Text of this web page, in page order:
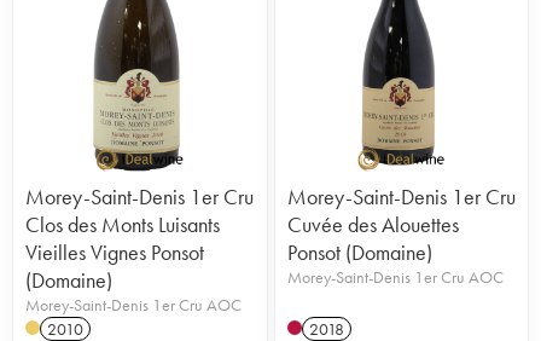
Morey-Saint-Denis 1er Cru
Clos des Monts Luisants
Vieilles Vignes Ponsot
(Domaine)
Morey-Saint-Denis 1er Cru AOC
2010
Morey-Saint-Denis 1er Cru
Cuvée des Alouettes
Ponsot (Domaine)
Morey-Saint-Denis 1er Cru AOC
2018